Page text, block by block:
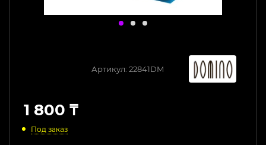
Артикул: 22841DM
1 800 ₸
Под заказ